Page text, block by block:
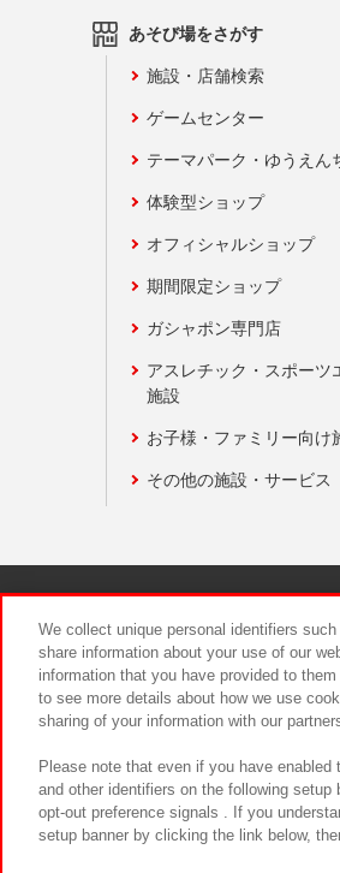
あそび場をさがす
施設・店舗検索
ゲームセンター
テーマパーク・ゆうえん
体験型ショップ
オフィシャルショップ
期間限定ショップ
ガシャポン専門店
アスレチック・スポーツ
施設
お子様・ファミリー向け
その他の施設・サービス
We collect unique personal identifiers
share information about your use of our
information that you have provided to
to see more details about how we use
sharing of your information with our
Please note that even if you have
and other identifiers on the following
opt-out preference signals . If you
setup banner by clicking the link below,